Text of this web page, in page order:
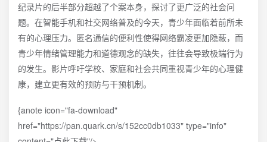
纪录片的后半部分超越了个案本身，探讨了更广泛的社会问
题。在智能手机和社交网络普及的今天，青少年面临着前所未
有的心理压力。匿名通信的便利性使得网络霸凌更加隐蔽，而
青少年情绪管理能力和道德观念的缺失，往往会导致极端行为
的发生。影片呼吁学校、家庭和社会共同重视青少年的心理健
康，建立更有效的预防与干预机制。
{anote icon="fa-download"
href="https://pan.quark.cn/s/152cc0db1033" type="info"